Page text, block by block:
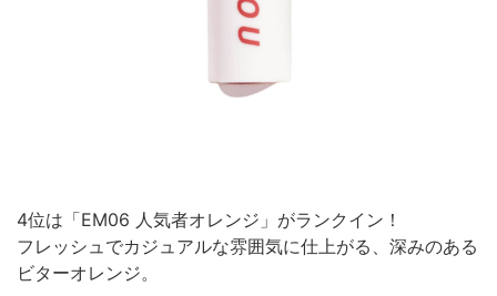
4位は「EM06 人気者オレンジ」がランクイン！
フレッシュでカジュアルな雰囲気に仕上がる、深みのある
ビターオレンジ。